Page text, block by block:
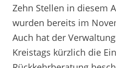
Zehn Stellen in diesem
wurden bereits im
Auch hat der
Kreistags kürzlich die